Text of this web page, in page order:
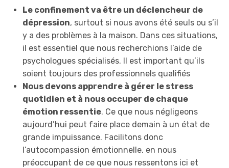
Le confinement va être un déclencheur de
dépression, surtout si nous avons été seuls ou s’il
y a des problèmes à la maison. Dans ces situations,
il est essentiel que nous recherchions l’aide de
psychologues spécialisés. Il est important qu’ils
soient toujours des professionnels qualifiés
Nous devons apprendre à gérer le stress
quotidien et à nous occuper de chaque
émotion ressentie. Ce que nous négligeons
aujourd’hui peut faire place demain à un état de
grande impuissance. Facilitons donc
l’autocompassion émotionnelle, en nous
préoccupant de ce que nous ressentons ici et